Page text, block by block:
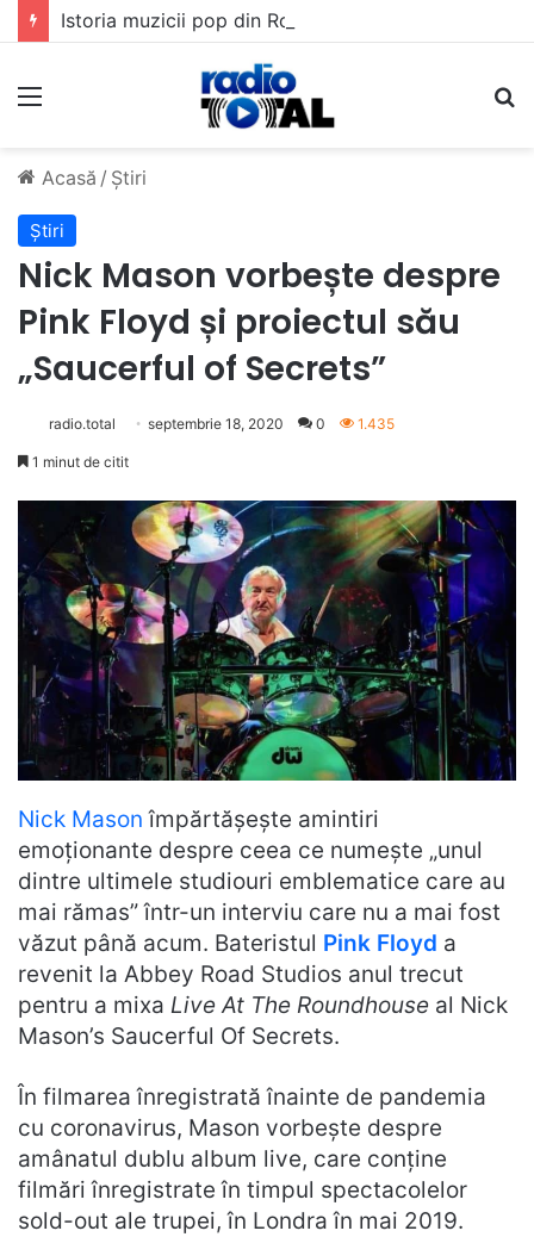
Meniu
Acasă / Știri
Știri
Nick Mason vorbește despre
Pink Floyd și proiectul său
„Saucerful of Secrets”
radio.total septembrie 18, 2020 0 1.435
1 minut de citit
Nick Mason împărtășește amintiri
emoționante despre ceea ce numește „unul
dintre ultimele studiouri emblematice care au
mai rămas” într-un interviu care nu a mai fost
văzut până acum. Bateristul Pink Floyd a
revenit la Abbey Road Studios anul trecut
pentru a mixa Live At The Roundhouse al Nick
Mason’s Saucerful Of Secrets.
În filmarea înregistrată înainte de pandemia
cu coronavirus, Mason vorbește despre
amânatul dublu album live, care conține
filmări înregistrate în timpul spectacolelor
sold-out ale trupei, în Londra în mai 2019.